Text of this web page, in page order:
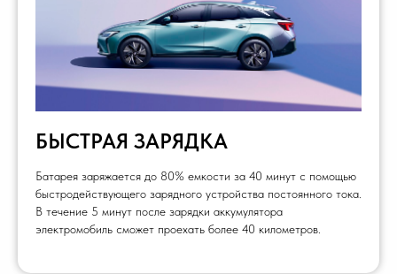
БЫСТРАЯ ЗАРЯДКА
Батарея заряжается до 80% емкости за 40 минут с помощью
быстродействующего зарядного устройства постоянного тока.
В течение 5 минут после зарядки аккумулятора
электромобиль сможет проехать более 40 километров.